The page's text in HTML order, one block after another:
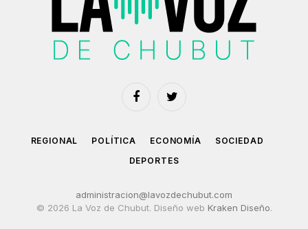
FacebookTwitter
REGIONAL POLÍTICA ECONOMÍA
SOCIEDAD
DEPORTES
administracion@lavozdechubut.com
© 2026 La Voz de Chubut. Diseño web Kraken Diseño.